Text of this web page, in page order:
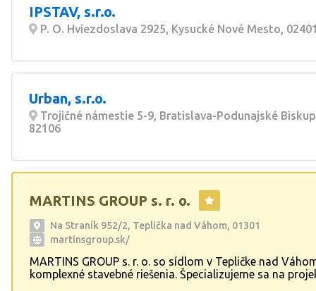
IPSTAV, s.r.o.
P. O. Hviezdoslava 2925, Kysucké Nové Mesto,
Urban, s.r.o.
Trojičné námestie 5-9, Bratislava-Podunajské
82106
MARTINS GROUP s. r. o.
Na Straník 952/2, Teplička nad Váhom, 01301
martinsgroup.sk/
MARTINS GROUP s. r. o. so sídlom v Tepličke nad
komplexné stavebné riešenia. Špecializujeme sa na